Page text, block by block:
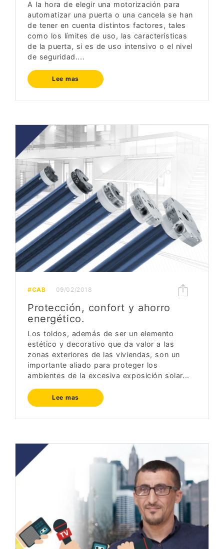
A la hora de elegir una motorización para
automatizar una puerta o una cancela se han
de tener en cuenta distintos factores, tales
como los límites de uso, las características
de la puerta, si es de uso intensivo o el nivel
de seguridad....
Lee mas
#CAB 09/02/2018
Protección, confort y ahorro
energético.
Los toldos, además de ser un elemento
estético y decorativo que da valor a las
zonas exteriores de las viviendas, son un
importante aliado para proteger los
ambientes de la excesiva exposición solar...
Lee mas